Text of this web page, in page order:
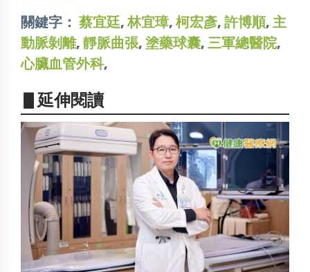
關鍵字： 蔡宜廷,林宜璋, 柯宏彥, 許博順, 主
動脈剝離, 靜脈曲張, 塗藥球囊, 三軍總醫院,
心臟血管外科,
▋延伸閱讀